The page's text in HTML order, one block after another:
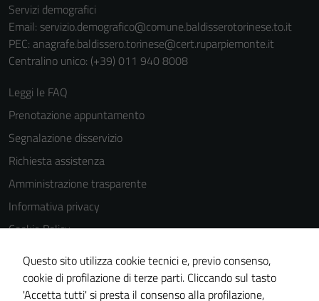
Servizi demografici
Email: servizio.demografico@comune.baldisserotorinese.to.it
PEC: anagrafe.baldissero.torinese@cert.ruparpiemonte.it
Centralino unico: (+39) 011 940 8008
Leggi le FAQ
Prenotazione appuntamento
Segnalazione disservizio
Richiesta assistenza
Amministrazione trasparente
Informativa privacy
Cookie Policy
Note legali
Dichiarazione di accessibilità
Meccanismo di feedback
Questo sito utilizza cookie tecnici e, previo consenso,
cookie di profilazione di terze parti. Cliccando sul tasto
'Accetta tutti' si presta il consenso alla profilazione,